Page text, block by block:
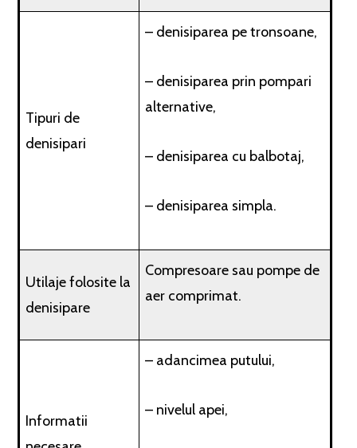
Tipuri de
denisipari
– denisiparea pe tronsoane,
– denisiparea prin pompari
alternative,
– denisiparea cu balbotaj,
– denisiparea simpla.
Utilaje folosite la
denisipare
Compresoare sau pompe de
aer comprimat.
Informatii
– adancimea putului,
– nivelul apei,